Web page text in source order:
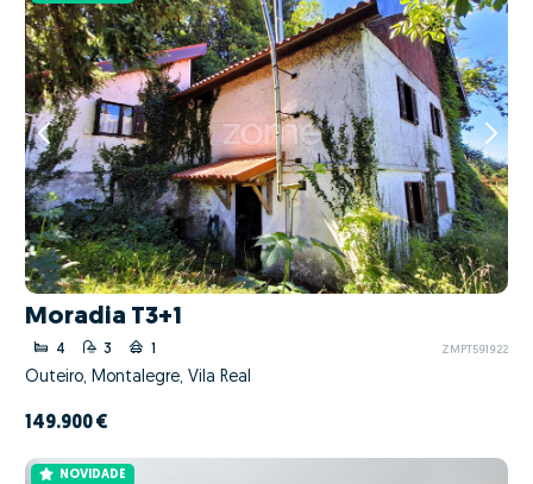
Moradia T3+1
4 3 1 ZMPT591922
Outeiro, Montalegre, Vila Real
149.900 €
NOVIDADE